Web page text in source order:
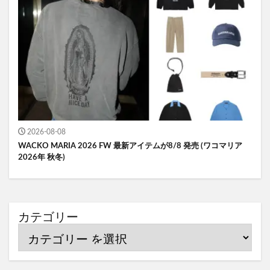
2026-08-08
WACKO MARIA 2026 FW 最新アイテムが8/8 発売 (ワコマリア
2026年 秋冬)
カテゴリー